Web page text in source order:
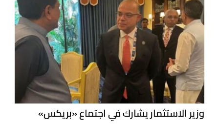
وزير الاستثمار يشارك في اجتماع «بريكس»